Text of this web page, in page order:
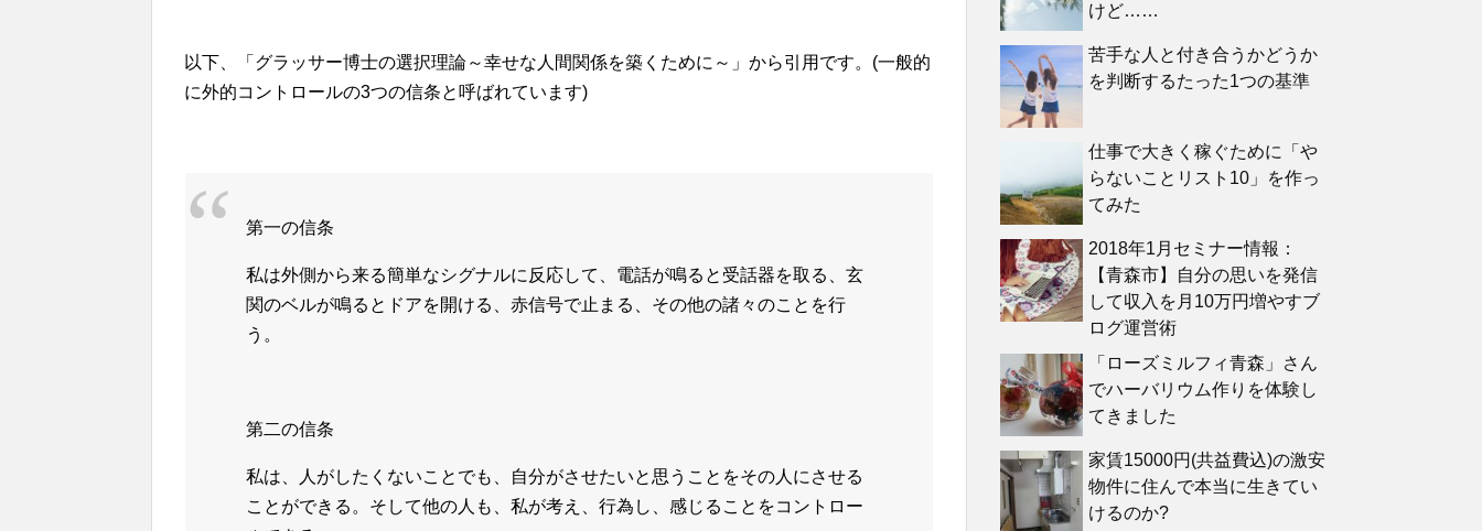
以下、「グラッサー博士の選択理論～幸せな人間関係を築くために～」から引用です。(一般的
に外的コントロールの3つの信条と呼ばれています)
第一の信条
私は外側から来る簡単なシグナルに反応して、電話が鳴ると受話器を取る、玄
関のベルが鳴るとドアを開ける、赤信号で止まる、その他の諸々のことを行
う。
第二の信条
私は、人がしたくないことでも、自分がさせたいと思うことをその人にさせる
ことができる。そして他の人も、私が考え、行為し、感じることをコントロー
けど……
苦手な人と付き合うかどうか
を判断するたった1つの基準
仕事で大きく稼ぐために「や
らないことリスト10」を作っ
てみた
2018年1月セミナー情報：
【青森市】自分の思いを発信
して収入を月10万円増やすブ
ログ運営術
「ローズミルフィ青森」さん
でハーバリウム作りを体験し
てきました
家賃15000円(共益費込)の激安
物件に住んで本当に生きてい
けるのか?